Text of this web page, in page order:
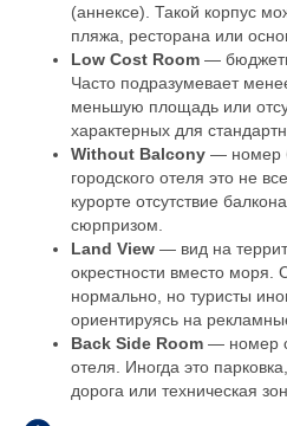
(аннексе). Такой корпус
пляжа, ресторана или
Low Cost Room —
Часто подразумевает
меньшую площадь или
характерных для
Without Balcony — номер
городского отеля это не
курорте отсутствие
сюрпризом.
Land View — вид на
окрестности вместо моря.
нормально, но туристы
ориентируясь на
Back Side Room — номер
отеля. Иногда это
дорога или техническая